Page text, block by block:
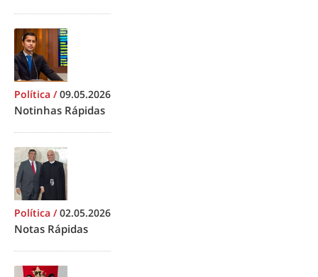
Política /09.05.2026
Notinhas Rápidas
Política /02.05.2026
Notas Rápidas